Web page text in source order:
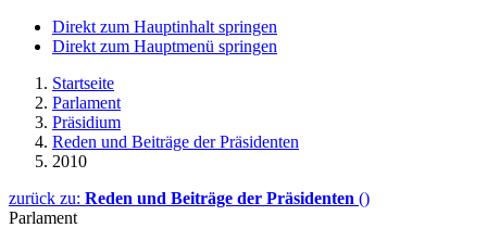
Direkt zum Hauptinhalt springen
Direkt zum Hauptmenü springen
Startseite
Parlament
Präsidium
Reden und Beiträge der Präsidenten
2010
zurück zu: Reden und Beiträge der Präsidenten ()
Parlament